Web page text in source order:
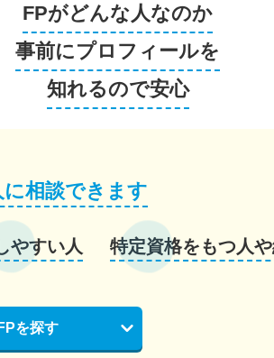
FPがどんな人なのか
事前にプロフィールを
知れるので安心
相談できます
やすい人 特定資格をもつ人
を探す